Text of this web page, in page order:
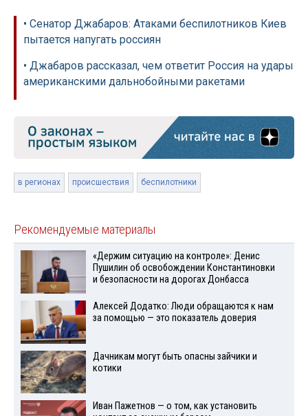
• Сенатор Джабаров: Атаками беспилотников Киев
пытается напугать россиян
• Джабаров рассказал, чем ответит Россия на удары
американскими дальнобойными ракетами
в регионах происшествия беспилотники
Рекомендуемые материалы
«Держим ситуацию на контроле»: Денис
Пушилин об освобождении Константиновки
и безопасности на дорогах Донбасса
Алексей Додатко: Люди обращаются к нам
за помощью — это показатель доверия
Дачникам могут быть опасны зайчики и
котики
Иван Пажетнов — о том, как установить